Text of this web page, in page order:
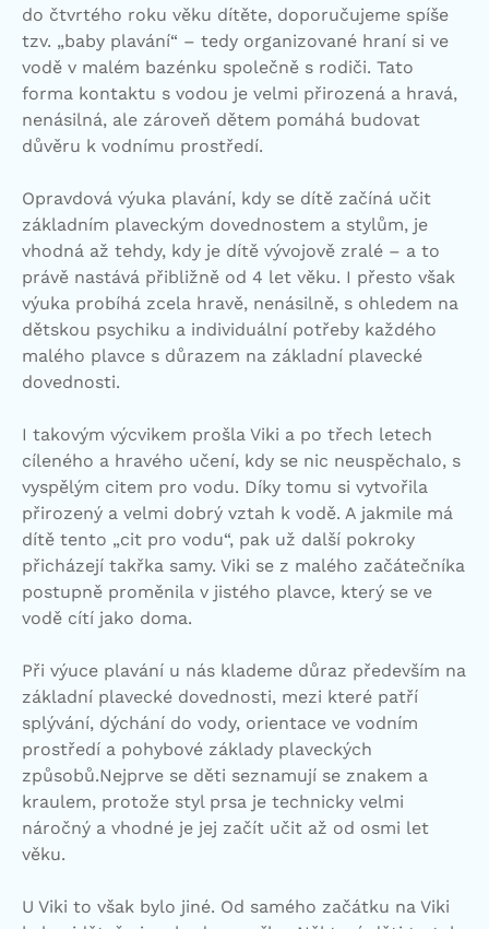
do čtvrtého roku věku dítěte, doporučujeme spíše
tzv. „baby plavání“ – tedy organizované hraní si ve
vodě v malém bazénku společně s rodiči. Tato
forma kontaktu s vodou je velmi přirozená a hravá,
nenásilná, ale zároveň dětem pomáhá budovat
důvěru k vodnímu prostředí.
Opravdová výuka plavání, kdy se dítě začíná učit
základním plaveckým dovednostem a stylům, je
vhodná až tehdy, kdy je dítě vývojově zralé – a to
právě nastává přibližně od 4 let věku. I přesto však
výuka probíhá zcela hravě, nenásilně, s ohledem na
dětskou psychiku a individuální potřeby každého
malého plavce s důrazem na základní plavecké
dovednosti.
I takovým výcvikem prošla Viki a po třech letech
cíleného a hravého učení, kdy se nic neuspěchalo, s
vyspělým citem pro vodu. Díky tomu si vytvořila
přirozený a velmi dobrý vztah k vodě. A jakmile má
dítě tento „cit pro vodu“, pak už další pokroky
přicházejí takřka samy. Viki se z malého začátečníka
postupně proměnila v jistého plavce, který se ve
vodě cítí jako doma.
Při výuce plavání u nás klademe důraz především na
základní plavecké dovednosti, mezi které patří
splývání, dýchání do vody, orientace ve vodním
prostředí a pohybové základy plaveckých
způsobů.Nejprve se děti seznamují se znakem a
kraulem, protože styl prsa je technicky velmi
náročný a vhodné je jej začít učit až od osmi let
věku.
U Viki to však bylo jiné. Od samého začátku na Viki